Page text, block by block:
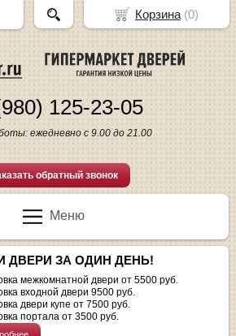
125-23-05
ежедневно с 9.00 до 21.00
обратный звонок
Меню
ДВЕРИ ЗА ОДИН ДЕНЬ!
межкомнатной двери от 5500 руб.
входной двери 9500 руб.
двери купе от 7500 руб.
портала от 3500 руб.
Корзина(0)